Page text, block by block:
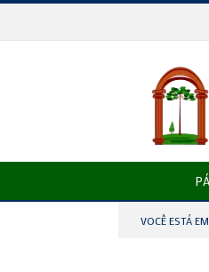
VOCÊ ESTÁ